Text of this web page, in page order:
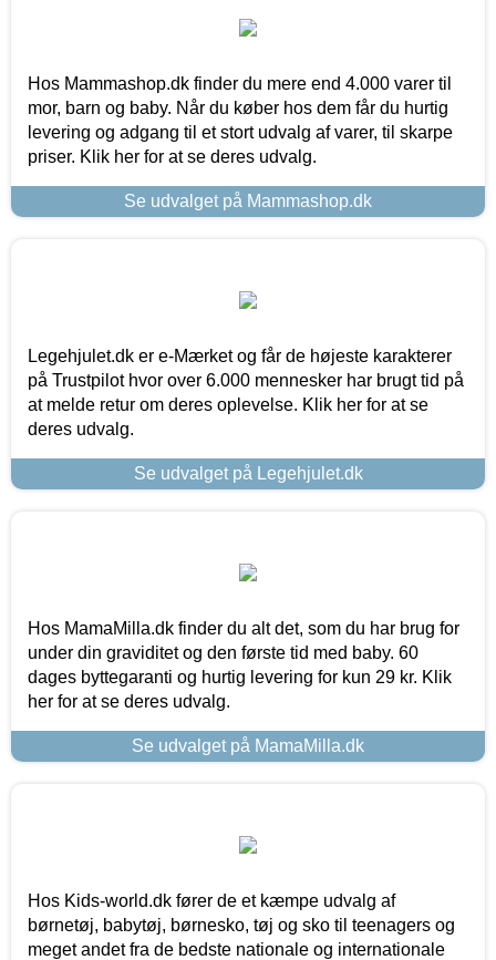
Hos Mammashop.dk finder du mere end 4.000 varer til
mor, barn og baby. Når du køber hos dem får du hurtig
levering og adgang til et stort udvalg af varer, til skarpe
priser. Klik her for at se deres udvalg.
Se udvalget på Mammashop.dk
Legehjulet.dk er e-Mærket og får de højeste karakterer
på Trustpilot hvor over 6.000 mennesker har brugt tid på
at melde retur om deres oplevelse. Klik her for at se
deres udvalg.
Se udvalget på Legehjulet.dk
Hos MamaMilla.dk finder du alt det, som du har brug for
under din graviditet og den første tid med baby. 60
dages byttegaranti og hurtig levering for kun 29 kr. Klik
her for at se deres udvalg.
Se udvalget på MamaMilla.dk
Hos Kids-world.dk fører de et kæmpe udvalg af
børnetøj, babytøj, børnesko, tøj og sko til teenagers og
meget andet fra de bedste nationale og internationale